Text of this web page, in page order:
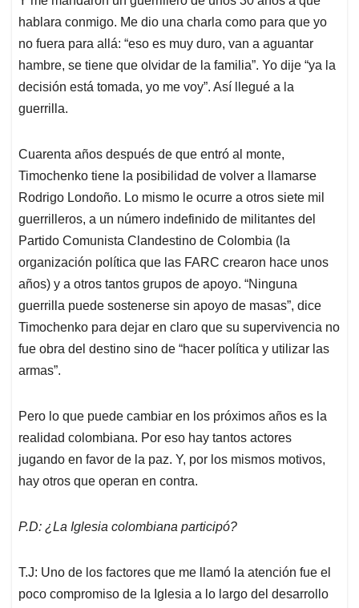
hablara conmigo. Me dio una charla como para que yo
no fuera para allá: “eso es muy duro, van a aguantar
hambre, se tiene que olvidar de la familia”. Yo dije “ya la
decisión está tomada, yo me voy”. Así llegué a la
guerrilla.
Cuarenta años después de que entró al monte,
Timochenko tiene la posibilidad de volver a llamarse
Rodrigo Londoño. Lo mismo le ocurre a otros siete mil
guerrilleros, a un número indefinido de militantes del
Partido Comunista Clandestino de Colombia (la
organización política que las FARC crearon hace unos
años) y a otros tantos grupos de apoyo. “Ninguna
guerrilla puede sostenerse sin apoyo de masas”, dice
Timochenko para dejar en claro que su supervivencia no
fue obra del destino sino de “hacer política y utilizar las
armas”.
Pero lo que puede cambiar en los próximos años es la
realidad colombiana. Por eso hay tantos actores
jugando en favor de la paz. Y, por los mismos motivos,
hay otros que operan en contra.
P.D: ¿La Iglesia colombiana participó?
T.J: Uno de los factores que me llamó la atención fue el
poco compromiso de la Iglesia a lo largo del desarrollo